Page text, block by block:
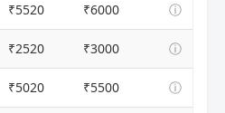
₹5520 ₹6000 ⓘ
₹2520 ₹3000 ⓘ
₹5020 ₹5500 ⓘ